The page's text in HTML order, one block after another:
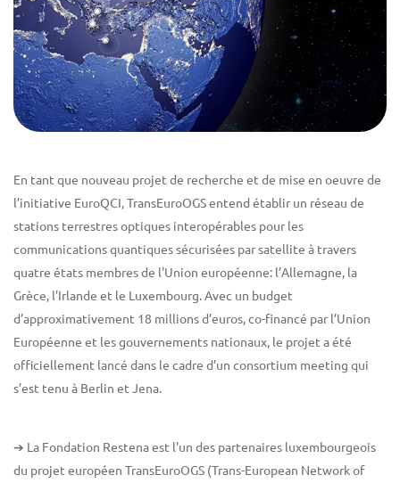
En tant que nouveau projet de recherche et de mise en oeuvre de
l’initiative EuroQCI, TransEuroOGS entend établir un réseau de
stations terrestres optiques interopérables pour les
communications quantiques sécurisées par satellite à travers
quatre états membres de l'Union européenne: l’Allemagne, la
Grèce, l’Irlande et le Luxembourg. Avec un budget
d’approximativement 18 millions d’euros, co-financé par l’Union
Européenne et les gouvernements nationaux, le projet a été
officiellement lancé dans le cadre d’un consortium meeting qui
s’est tenu à Berlin et Jena.
➔ La Fondation Restena est l'un des partenaires luxembourgeois
du projet européen TransEuroOGS (Trans-European Network of